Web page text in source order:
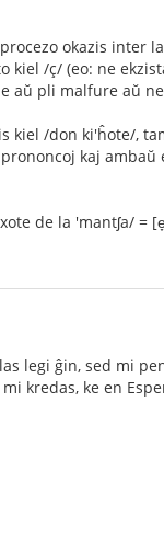
okazis inter la
/ç/ (eo: ne
aŭ pli malfure aŭ
kiel /don ki'ĥote/,
kaj
de la 'mantʃa/ =
legi ĝin, sed mi
kredas, ke en